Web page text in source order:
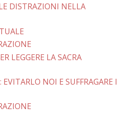
DISTRAZIONI NELLA
LEGGERE LA SACRA
NOI E SUFFRAGARE I